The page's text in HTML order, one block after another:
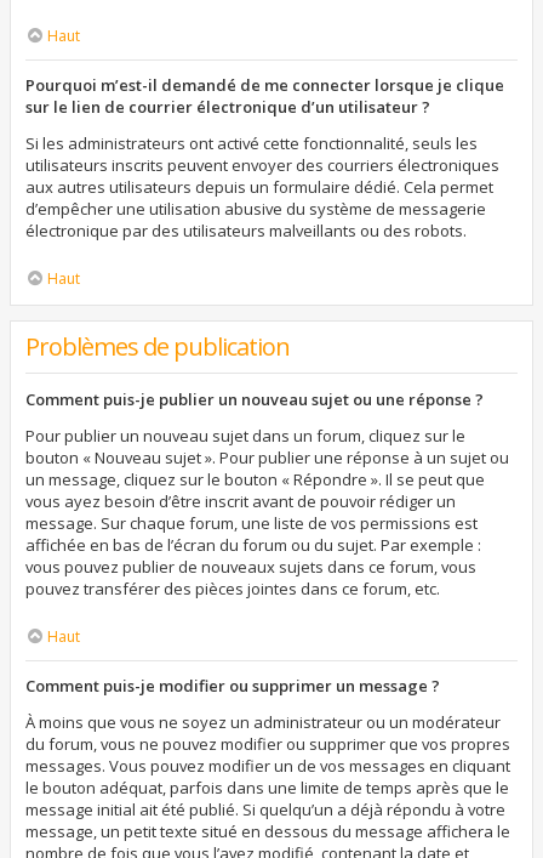
Haut
Pourquoi m’est-il demandé de me connecter lorsque je clique
sur le lien de courrier électronique d’un utilisateur ?
Si les administrateurs ont activé cette fonctionnalité, seuls les
utilisateurs inscrits peuvent envoyer des courriers électroniques
aux autres utilisateurs depuis un formulaire dédié. Cela permet
d’empêcher une utilisation abusive du système de messagerie
électronique par des utilisateurs malveillants ou des robots.
Haut
Problèmes de publication
Comment puis-je publier un nouveau sujet ou une réponse ?
Pour publier un nouveau sujet dans un forum, cliquez sur le
bouton « Nouveau sujet ». Pour publier une réponse à un sujet ou
un message, cliquez sur le bouton « Répondre ». Il se peut que
vous ayez besoin d’être inscrit avant de pouvoir rédiger un
message. Sur chaque forum, une liste de vos permissions est
affichée en bas de l’écran du forum ou du sujet. Par exemple :
vous pouvez publier de nouveaux sujets dans ce forum, vous
pouvez transférer des pièces jointes dans ce forum, etc.
Haut
Comment puis-je modifier ou supprimer un message ?
À moins que vous ne soyez un administrateur ou un modérateur
du forum, vous ne pouvez modifier ou supprimer que vos propres
messages. Vous pouvez modifier un de vos messages en cliquant
le bouton adéquat, parfois dans une limite de temps après que le
message initial ait été publié. Si quelqu’un a déjà répondu à votre
message, un petit texte situé en dessous du message affichera le
nombre de fois que vous l’avez modifié, contenant la date et